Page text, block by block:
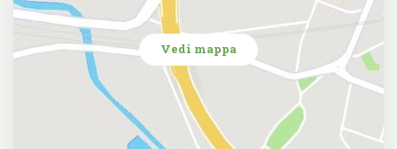
Vedi mappa